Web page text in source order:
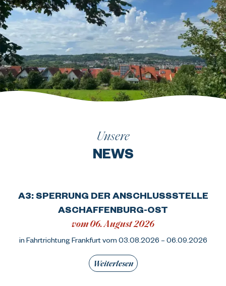
Unsere
NEWS
A3: SPERRUNG DER ANSCHLUSSSTELLE
ASCHAFFENBURG-OST
vom 06. August 2026
in Fahrtrichtung Frankfurt vom 03.08.2026 – 06.09.2026
Weiterlesen